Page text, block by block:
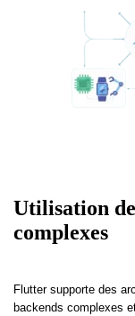
Utilisation
complexes
Flutter supporte des
backends complexes